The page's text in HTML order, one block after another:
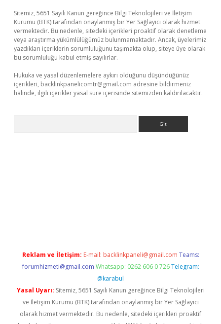
Sitemiz, 5651 Sayılı Kanun gereğince Bilgi Teknolojileri ve İletişim
Kurumu (BTK) tarafından onaylanmış bir Yer Sağlayıcı olarak hizmet
vermektedir. Bu nedenle, sitedeki içerikleri proaktif olarak denetleme
veya araştırma yükümlülüğümüz bulunmamaktadır. Ancak, üyelerimiz
yazdıkları içeriklerin sorumluluğunu taşımakta olup, siteye üye olarak
bu sorumluluğu kabul etmiş sayılırlar.
Hukuka ve yasal düzenlemelere aykırı olduğunu düşündüğünüz
içerikleri, backlinkpanelicomtr@gmail.com adresine bildirmeniz
halinde, ilgili içerikler yasal süre içerisinde sitemizden kaldırılacaktır.
Reklam ve İletişim: E-mail: backlinkpaneli@gmail.com Teams:
forumhizmeti@gmail.com Whatsapp: 0262 606 0 726 Telegram:
@karabul
Yasal Uyarı: Sitemiz, 5651 Sayılı Kanun gereğince Bilgi Teknolojileri
ve İletişim Kurumu (BTK) tarafından onaylanmış bir Yer Sağlayıcı
olarak hizmet vermektedir. Bu nedenle, sitedeki içerikleri proaktif